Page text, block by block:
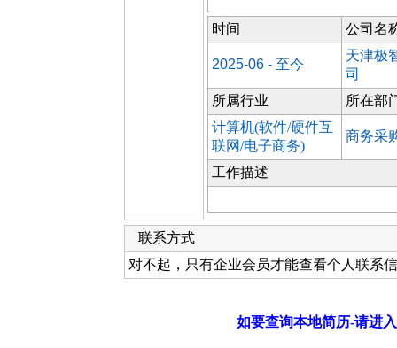
时间 公司名
2025-06 - 至今
天津极
司
所属行业
所在部
计算机(软件/硬件互
联网/电子商务)
商务采
工作描述
联系方式
对不起，只有企业会员才能查看个人联系
如要查询本地简历-请进